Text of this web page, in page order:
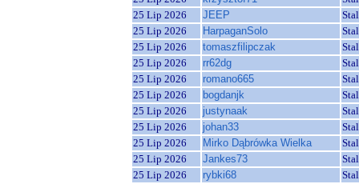
25 Lip 2026
JEEP
25 Lip 2026
HarpaganSolo
25 Lip 2026
tomaszfilipczak
25 Lip 2026
rr62dg
25 Lip 2026
romano665
25 Lip 2026
bogdanjk
25 Lip 2026
justynaak
25 Lip 2026
johan33
25 Lip 2026
Mirko Dąbrówka Wielka
25 Lip 2026
Jankes73
25 Lip 2026
rybki68